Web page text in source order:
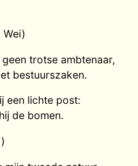
Wei)
trotse ambtenaar,
bestuurszaken.
een lichte post:
de bomen.